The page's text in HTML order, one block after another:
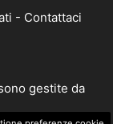
- Contattaci
gestite da